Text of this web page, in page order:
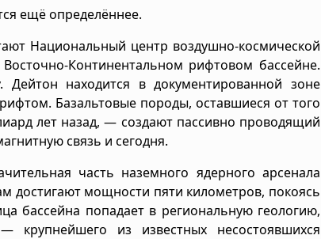
ещё определённее.
Национальный центр воздушно-космической
Континентальном рифтовом бассейне.
находится в документированной зоне
Базальтовые породы, оставшиеся от того
лет назад, — создают пассивно проводящий
связь и сегодня.
часть наземного ядерного арсенала
достигают мощности пяти километров, покоясь
бассейна попадает в региональную геологию,
крупнейшего из известных несостоявшихся